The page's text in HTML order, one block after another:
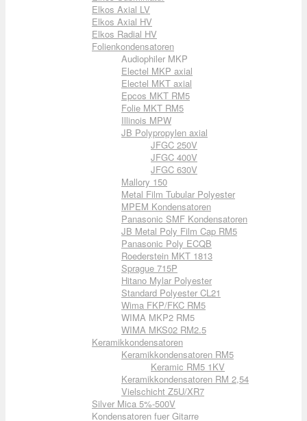
Elkos Axial LV
Elkos Axial HV
Elkos Radial HV
Folienkondensatoren
Audiophiler MKP
Electel MKP axial
Electel MKT axial
Epcos MKT RM5
Folie MKT RM5
Illinois MPW
JB Polypropylen axial
JFGC 250V
JFGC 400V
JFGC 630V
Mallory 150
Metal Film Tubular Polyester
MPEM Kondensatoren
Panasonic SMF Kondensatoren
JB Metal Poly Film Cap RM5
Panasonic Poly ECQB
Roederstein MKT 1813
Sprague 715P
Hitano Mylar Polyester
Standard Polyester CL21
Wima FKP/FKC RM5
WIMA MKP2 RM5
WIMA MKS02 RM2.5
Keramikkondensatoren
Keramikkondensatoren RM5
Keramic RM5 1KV
Keramikkondensatoren RM 2,54
Vielschicht Z5U/XR7
Silver Mica 5%-500V
Kondensatoren fuer Gitarre